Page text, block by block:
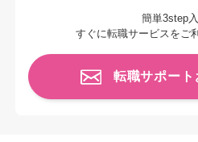
簡単3step
すぐに転職サービスをご
転職サポート